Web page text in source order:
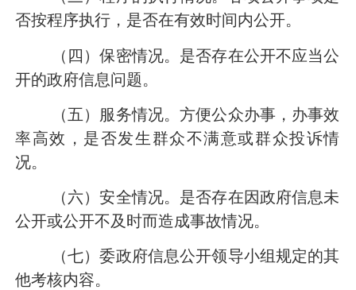
否按程序执行，是否在有效时间内公开。
（四）保密情况。 是否存在公开不应当公
开的政府信息问题。
（五）服务情况。方便公众办事，办事效
率高效，是否发生群众不满意或群众投诉情
况。
（六）安全情况。 是否存在因政府信息未
公开或公开不及时而造成事故情况。
（七）委政府信息公开领导小组规定的其
他考核内容。